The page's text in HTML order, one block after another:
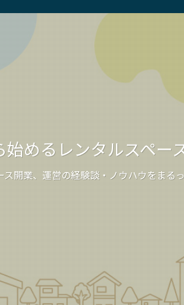
始めるレンタルスペー
ス開業、運営の経験談・ノウハウをまる